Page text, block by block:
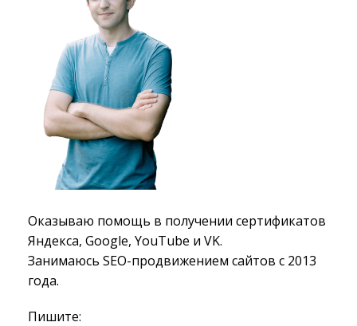
Оказываю помощь в получении сертификатов
Яндекса, Google, YouTube и VK.
Занимаюсь SEO-продвижением сайтов с 2013
года.
Пишите: